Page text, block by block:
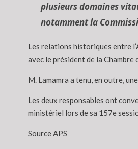
plusieurs domaines
notamment la
Les relations historiques entre
avec le président de la Chambre
M. Lamamra a tenu, en outre,
Les deux responsables ont
ministériel lors de sa 157e
Source APS